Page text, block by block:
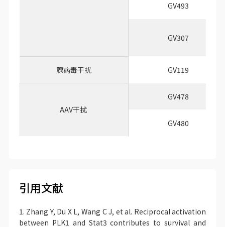
GV493
GV307
腺病毒干扰 GV119
AAV干扰
GV478
GV480
引用文献
1. Zhang Y, Du X L, Wang C J, et al. Reciprocal activation
between PLK1 and Stat3 contributes to survival and